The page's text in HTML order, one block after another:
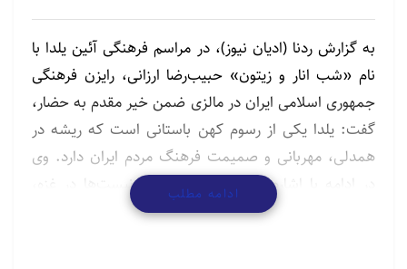
به گزارش ردنا (ادیان نیوز)، در مراسم فرهنگی آئین یلدا با
نام «شب انار و زیتون» حبیب‌رضا ارزانی، رایزن فرهنگی
جمهوری اسلامی ایران در مالزی ضمن خیر مقدم به حضار،
گفت: یلدا یکی از رسوم کهن باستانی است که ریشه در
همدلی، مهربانی و صمیمت فرهنگ مردم ایران دارد. وی
در ادامه با اشاره به جنایات اخیر صهیونیست‌ها در غزه،
بیان کرد: آنچه در یلدای امسال ایرانیان مقیم مالزی
ادامه مطلب